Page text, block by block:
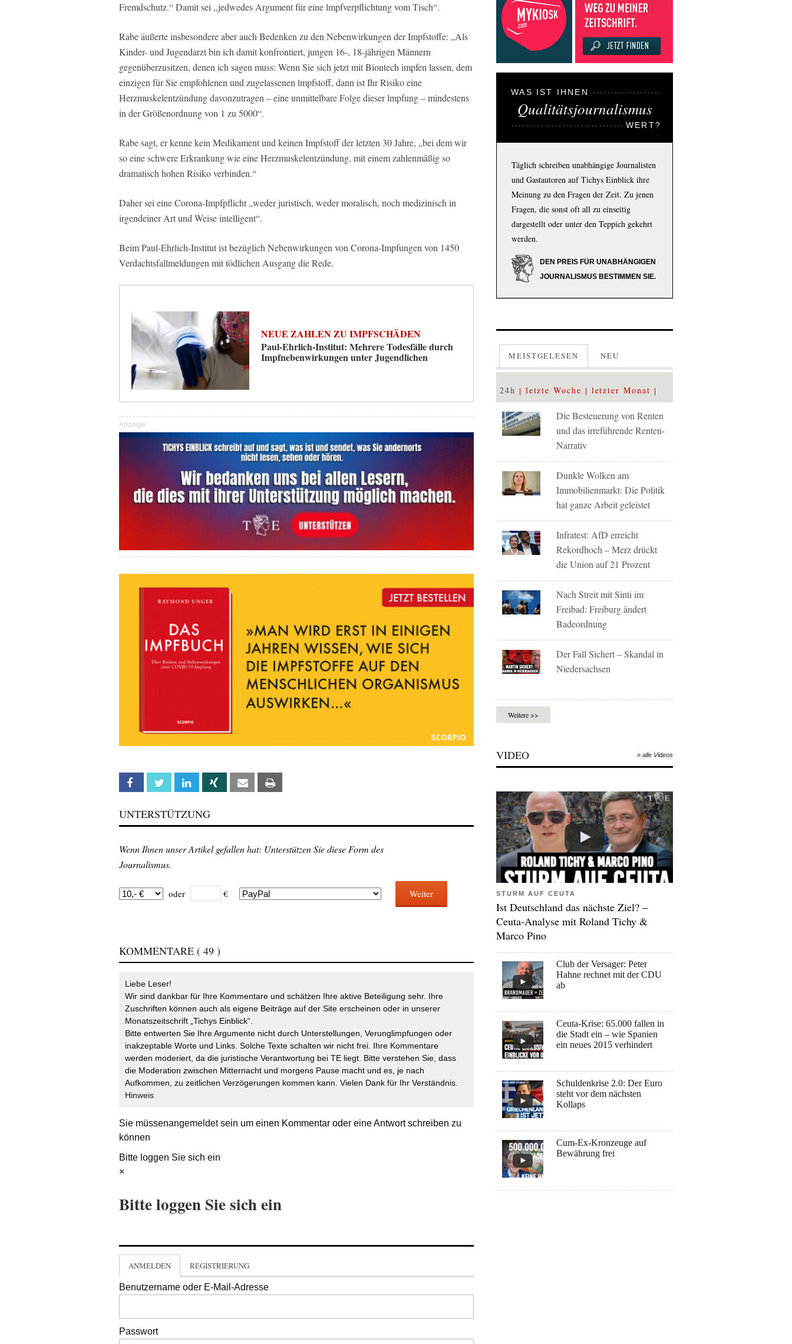
Fremdschutz.“ Damit sei „jedwedes Argument für eine lmpfverpflichtung vom Tisch“.
Rabe äußerte insbesondere aber auch Bedenken zu den Nebenwirkungen der Impfstoffe: „Als
Kinder- und Jugendarzt bin ich damit konfrontiert, jungen 16-, 18-jährigen Männern
gegenüberzusitzen, denen ich sagen muss: Wenn Sie sich jetzt mit Biontech impfen lassen, dem
einzigen für Sie empfohlenen und zugelassenen lmpfstoff, dann ist Ihr Risiko eine
Herzmuskelentzündung davonzutragen – eine unmittelbare Folge dieser lmpfung – mindestens
in der Größenordnung von 1 zu 5000“.
Rabe sagt, er kenne kein Medikament und keinen Impfstoff der letzten 30 Jahre, „bei dem wir
so eine schwere Erkrankung wie eine Herzmuskelentzündung, mit einem zahlenmäßig so
dramatisch hohen Risiko verbinden.“
Daher sei eine Corona-Impfpflicht „weder juristisch, weder moralisch, noch medizinisch in
irgendeiner Art und Weise intelligent“.
Beim Paul-Ehrlich-Institut ist bezüglich Nebenwirkungen von Corona-Impfungen von 1450
Verdachtsfallmeldungen mit tödlichen Ausgang die Rede.
NEUE ZAHLEN ZU IMPFSCHÄDEN
Paul-Ehrlich-Institut: Mehrere Todesfälle durch
Impfnebenwirkungen unter Jugendlichen
Anzeige
Facebook Twitter Linkedin Xing Email
UNTERSTÜTZUNG
Wenn Ihnen unser Artikel gefallen hat: Unterstützen Sie diese Form des
Journalismus.
oder € Weiter
KOMMENTARE ( 49 )
Liebe Leser!
Wir sind dankbar für Ihre Kommentare und schätzen Ihre aktive Beteiligung sehr. Ihre
Zuschriften können auch als eigene Beiträge auf der Site erscheinen oder in unserer
Monatszeitschrift „Tichys Einblick“.
Bitte entwerten Sie Ihre Argumente nicht durch Unterstellungen, Verunglimpfungen oder
inakzeptable Worte und Links. Solche Texte schalten wir nicht frei. Ihre Kommentare
werden moderiert, da die juristische Verantwortung bei TE liegt. Bitte verstehen Sie, dass
die Moderation zwischen Mitternacht und morgens Pause macht und es, je nach
Aufkommen, zu zeitlichen Verzögerungen kommen kann. Vielen Dank für Ihr Verständnis.
Hinweis
Sie müssenangemeldetsein um einen Kommentar oder eine Antwort schreiben zu
können
Bitte loggen Sie sich ein
×
Bitte loggen Sie sich ein
ANMELDEN REGISTRIERUNG
Benutzername oder E-Mail-Adresse
Passwort
WAS IST IHNEN
Qualitätsjournalismus
WERT?
Täglich schreiben unabhängige Journalisten
und Gastautoren auf Tichys Einblick ihre
Meinung zu den Fragen der Zeit. Zu jenen
Fragen, die sonst oft all zu einseitig
dargestellt oder unter den Teppich gekehrt
werden.
DEN PREIS FÜR UNABHÄNGIGEN
JOURNALISMUS BESTIMMEN SIE.
MEISTGELESEN NEU
24h letzte Woche letzter Monat
Die Besteuerung von Renten
und das irreführende Renten-
Narrativ
Dunkle Wolken am
Immobilienmarkt: Die Politik
hat ganze Arbeit geleistet
Infratest: AfD erreicht
Rekordhoch – Merz drückt
die Union auf 21 Prozent
Nach Streit mit Sinti im
Freibad: Freiburg ändert
Badeordnung
Der Fall Sichert – Skandal in
Niedersachsen
Weitere >>
VIDEO » alle Videos
STURM AUF CEUTA
Ist Deutschland das nächste Ziel? –
Ceuta-Analyse mit Roland Tichy &
Marco Pino
Club der Versager: Peter
Hahne rechnet mit der CDU
ab
Ceuta-Krise: 65.000 fallen in
die Stadt ein – wie Spanien
ein neues 2015 verhindert
Schuldenkrise 2.0: Der Euro
steht vor dem nächsten
Kollaps
Cum-Ex-Kronzeuge auf
Bewährung frei